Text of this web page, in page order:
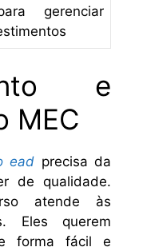
gerenciar
e
MEC
ead precisa da
de qualidade.
atende às
Eles querem
forma fácil e